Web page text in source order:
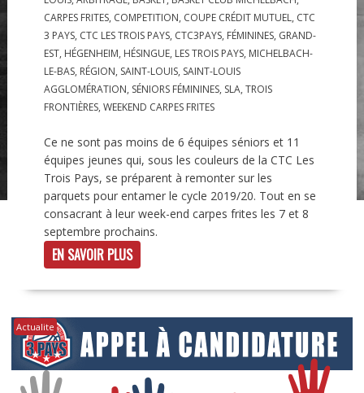
CARPES FRITES, COMPETITION, COUPE CRÉDIT MUTUEL, CTC
3 PAYS, CTC LES TROIS PAYS, CTC3PAYS, FÉMININES, GRAND-
EST, HÉGENHEIM, HÉSINGUE, LES TROIS PAYS, MICHELBACH-
LE-BAS, RÉGION, SAINT-LOUIS, SAINT-LOUIS
AGGLOMÉRATION, SÉNIORS FÉMININES, SLA, TROIS
FRONTIÈRES, WEEKEND CARPES FRITES
Ce ne sont pas moins de 6 équipes séniors et 11
équipes jeunes qui, sous les couleurs de la CTC Les
Trois Pays, se préparent à remonter sur les
parquets pour entamer le cycle 2019/20. Tout en se
consacrant à leur week-end carpes frites les 7 et 8
septembre prochains.
EN SAVOIR PLUS
Actualite